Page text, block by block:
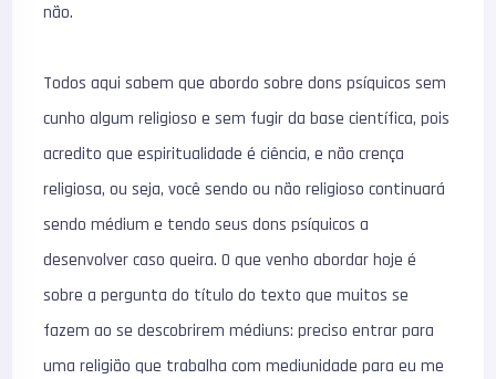
não.
Todos aqui sabem que abordo sobre dons psíquicos sem
cunho algum religioso e sem fugir da base científica, pois
acredito que espiritualidade é ciência, e não crença
religiosa, ou seja, você sendo ou não religioso continuará
sendo médium e tendo seus dons psíquicos a
desenvolver caso queira. O que venho abordar hoje é
sobre a pergunta do título do texto que muitos se
fazem ao se descobrirem médiuns: preciso entrar para
uma religião que trabalha com mediunidade para eu me